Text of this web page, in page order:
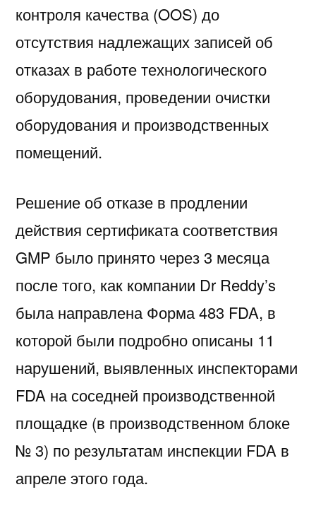
контроля качества (OOS) до
отсутствия надлежащих записей об
отказах в работе технологического
оборудования, проведении очистки
оборудования и производственных
помещений.
Решение об отказе в продлении
действия сертификата соответствия
GMP было принято через 3 месяца
после того, как компании Dr Reddy’s
была направлена Форма 483 FDA, в
которой были подробно описаны 11
нарушений, выявленных инспекторами
FDA на соседней производственной
площадке (в производственном блоке
№ 3) по результатам инспекции FDA в
апреле этого года.